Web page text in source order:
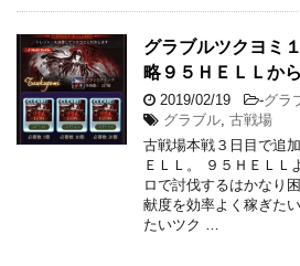
グラブルツクヨミ
略９５ＨＥＬＬか
2019/02/19 -グラ
グラブル 古戦場
古戦場本戦３日目で追
ＥＬＬ。 ９５ＨＥＬＬ
ロで討伐するはかなり
献度を効率よく稼ぎた
たいツク …